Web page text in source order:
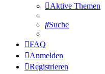
Aktive Themen
Suche
FAQ
Anmelden
Registrieren